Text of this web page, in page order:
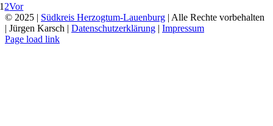
1 2Vor
© 2025 | Südkreis Herzogtum-Lauenburg | Alle Rechte vorbehalten
| Jürgen Karsch | Datenschutzerklärung | Impressum
Facebook
Instagram
Page load link